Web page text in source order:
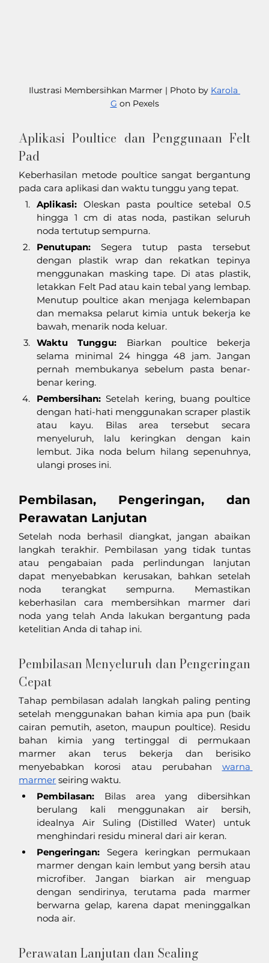
Ilustrasi Membersihkan Marmer | Photo by Karola
G on Pexels
Aplikasi Poultice dan Penggunaan Felt
Pad
Keberhasilan metode poultice sangat bergantung
pada cara aplikasi dan waktu tunggu yang tepat.
Aplikasi: Oleskan pasta poultice setebal 0.5
hingga 1 cm di atas noda, pastikan seluruh
noda tertutup sempurna.
Penutupan: Segera tutup pasta tersebut
dengan plastik wrap dan rekatkan tepinya
menggunakan masking tape. Di atas plastik,
letakkan Felt Pad atau kain tebal yang lembap.
Menutup poultice akan menjaga kelembapan
dan memaksa pelarut kimia untuk bekerja ke
bawah, menarik noda keluar.
Waktu Tunggu: Biarkan poultice bekerja
selama minimal 24 hingga 48 jam. Jangan
pernah membukanya sebelum pasta benar-
benar kering.
Pembersihan: Setelah kering, buang poultice
dengan hati-hati menggunakan scraper plastik
atau kayu. Bilas area tersebut secara
menyeluruh, lalu keringkan dengan kain
lembut. Jika noda belum hilang sepenuhnya,
ulangi proses ini.
Pembilasan, Pengeringan, dan
Perawatan Lanjutan
Setelah noda berhasil diangkat, jangan abaikan
langkah terakhir. Pembilasan yang tidak tuntas
atau pengabaian pada perlindungan lanjutan
dapat menyebabkan kerusakan, bahkan setelah
noda terangkat sempurna. Memastikan
keberhasilan cara membersihkan marmer dari
noda yang telah Anda lakukan bergantung pada
ketelitian Anda di tahap ini.
Pembilasan Menyeluruh dan Pengeringan
Cepat
Tahap pembilasan adalah langkah paling penting
setelah menggunakan bahan kimia apa pun (baik
cairan pemutih, aseton, maupun poultice). Residu
bahan kimia yang tertinggal di permukaan
marmer akan terus bekerja dan berisiko
menyebabkan korosi atau perubahan warna
marmer seiring waktu.
Pembilasan: Bilas area yang dibersihkan
berulang kali menggunakan air bersih,
idealnya Air Suling (Distilled Water) untuk
menghindari residu mineral dari air keran.
Pengeringan: Segera keringkan permukaan
marmer dengan kain lembut yang bersih atau
microfiber. Jangan biarkan air menguap
dengan sendirinya, terutama pada marmer
berwarna gelap, karena dapat meninggalkan
noda air.
Perawatan Lanjutan dan Sealing